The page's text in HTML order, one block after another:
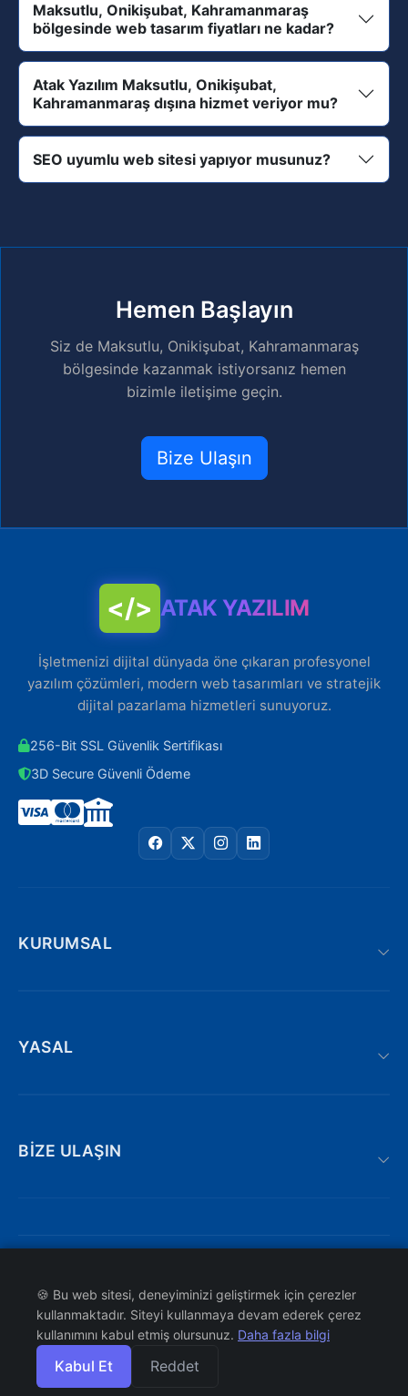
Maksutlu, Onikişubat, Kahramanmaraş
bölgesinde web tasarım fiyatları ne kadar?
Atak Yazılım Maksutlu, Onikişubat,
Kahramanmaraş dışına hizmet veriyor mu?
SEO uyumlu web sitesi yapıyor musunuz?
Hemen Başlayın
Siz de Maksutlu, Onikişubat, Kahramanmaraş
bölgesinde kazanmak istiyorsanız hemen
bizimle iletişime geçin.
Bize Ulaşın
</> ATAK YAZILIM
İşletmenizi dijital dünyada öne çıkaran profesyonel
yazılım çözümleri, modern web tasarımları ve stratejik
dijital pazarlama hizmetleri sunuyoruz.
256-Bit SSL Güvenlik Sertifikası
3D Secure Güvenli Ödeme
KURUMSAL
YASAL
BIZE ULAŞIN
Bizi Arayın
WhatsApp Destek Hattı
Vergi No: 6610474772
KVKK
Çerez Politikası
Site Haritası
🍪 Bu web sitesi, deneyiminizi geliştirmek için çerezler
kullanmaktadır. Siteyi kullanmaya devam ederek çerez
kullanımını kabul etmiş olursunuz. Daha fazla bilgi
Kabul Et Reddet